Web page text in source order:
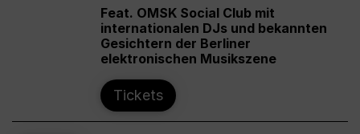
Feat. OMSK Social Club mit
internationalen DJs und bekannten
Gesichtern der Berliner
elektronischen Musikszene
Tickets